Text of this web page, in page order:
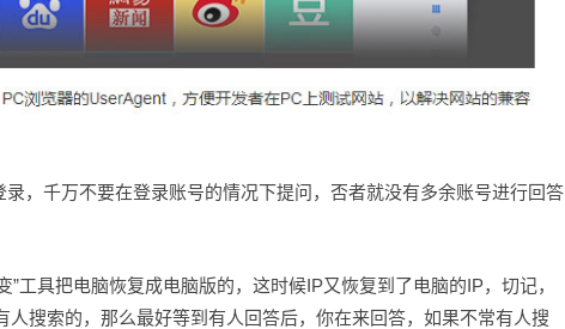
，千万不要在登录账号的情况下提问，否者就没有多余账号进行回答
”工具把电脑恢复成电脑版的，这时候IP又恢复到了电脑的IP，切记，
人搜索的，那么最好等到有人回答后，你在来回答，如果不常有人搜